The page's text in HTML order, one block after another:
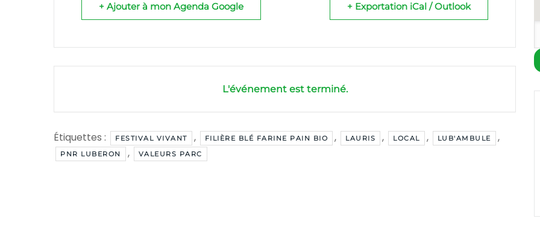
+ Ajouter à mon Agenda Google + Exportation iCal / Outlook
L'événement est terminé.
Étiquettes : FESTIVAL VIVANT , FILIÈRE BLÉ FARINE PAIN BIO , LAURIS , LOCAL , LUB'AMBULE ,
PNR LUBERON , VALEURS PARC